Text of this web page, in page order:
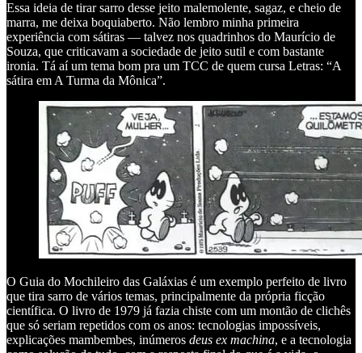
Essa ideia de tirar sarro desse jeito malemolente, sagaz, e cheio de
marra, me deixa boquiaberto. Não lembro minha primeira
experiência com sátiras — talvez nos quadrinhos do Maurício de
Souza, que criticavam a sociedade de jeito sutil e com bastante
ironia. Tá aí um tema bom pra um TCC de quem cursa Letras: “A
sátira em A Turma da Mônica”.
O Guia do Mochileiro das Galáxias é um exemplo perfeito de livro
que tira sarro de vários temas, principalmente da própria ficção
científica. O livro de 1979 já fazia chiste com um montão de clichês
que só seriam repetidos com os anos: tecnologias impossíveis,
explicações mambembes, inúmeros deus ex machina, e a tecnologia